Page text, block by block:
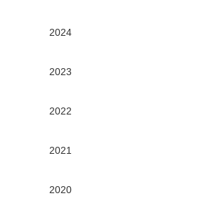
2024
2023
2022
2021
2020